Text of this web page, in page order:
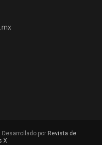
Desarrollado por Revista de
X